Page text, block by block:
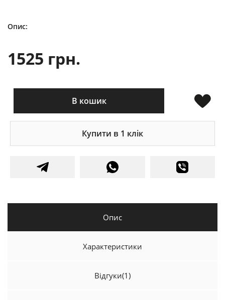
Опис:
1525 грн.
В кошик
Купити в 1 клік
Опис
Характеристики
Відгуки(1)